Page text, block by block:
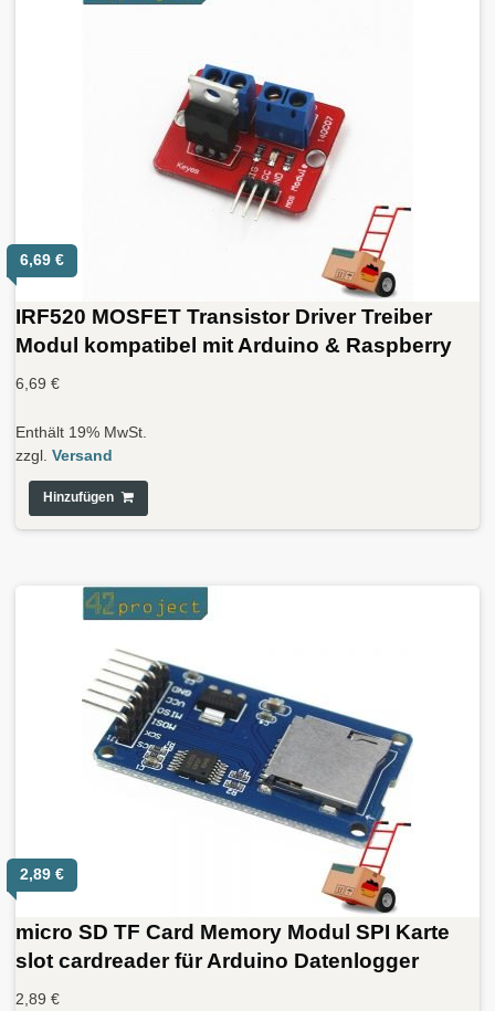
6,69 €
IRF520 MOSFET Transistor Driver Treiber
Modul kompatibel mit Arduino & Raspberry
6,69 €
Enthält 19% MwSt.
zzgl. Versand
Hinzufügen
2,89 €
micro SD TF Card Memory Modul SPI Karte
slot cardreader für Arduino Datenlogger
2,89 €